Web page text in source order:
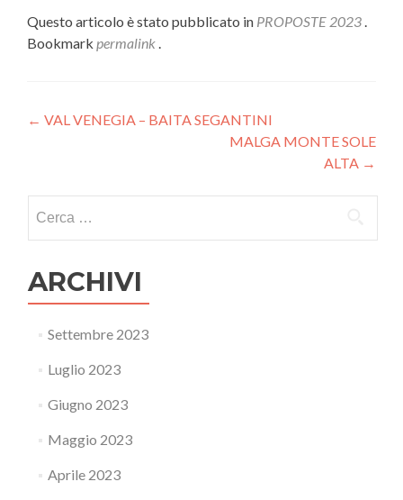
Questo articolo è stato pubblicato in PROPOSTE 2023 .
Bookmark permalink .
Navigazione
← VAL VENEGIA – BAITA SEGANTINI
MALGA MONTE SOLE
ALTA →
per:
ARCHIVI
Settembre 2023
Luglio 2023
Giugno 2023
Maggio 2023
Aprile 2023